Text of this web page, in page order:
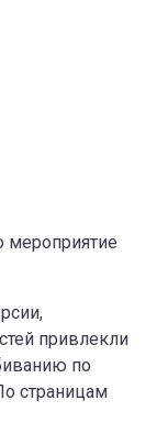
мероприятие
привлекли
по
страницам